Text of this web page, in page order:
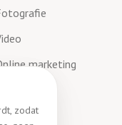
zodat
marketing